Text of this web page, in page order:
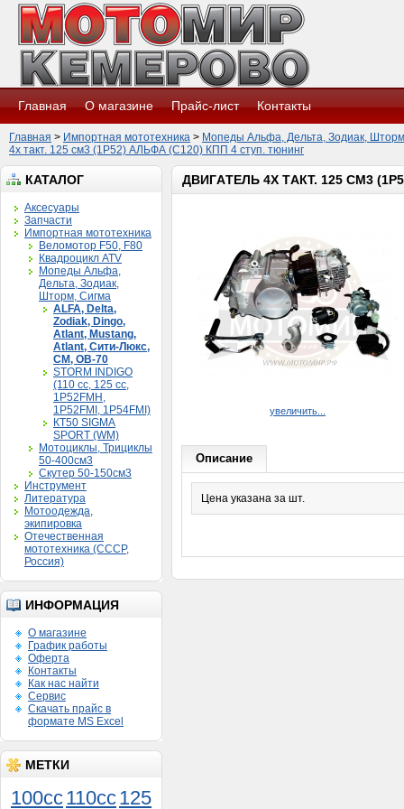
Главная О магазине Прайс-лист Контакты
Главная > Импортная мототехника > Мопеды Альфа, Дельта, Зодиак,
4х тaкт. 125 см3 (1P52) АЛЬФА (С120) КПП 4 ступ. тюнинг
КАТАЛОГ
Аксесуары
Запчасти
Импортная мототехника
Веломотор F50, F80
Квадроцикл ATV
Мопеды Альфа,
Дельта, Зодиак,
Шторм, Сигма
ALFA, Delta,
Zodiak, Dingo,
Atlant, Mustang,
Atlant, Сити-Люкс,
CM, ОВ-70
STORM INDIGO
(110 сс, 125 cc,
1P52FMH,
1P52FMI, 1P54FMI)
КТ50 SIGMA
SPORT (WM)
Мотоциклы, Трициклы
50-400см3
Скутер 50-150см3
Инструмент
Литература
Мотоодежда,
экипировка
Отечественная
мототехника (СССР,
Россия)
ИНФОРМАЦИЯ
О магазине
График работы
Оферта
Контакты
Как нас найти
Сервис
Скачать прайс в
формате MS Excel
МЕТКИ
100cc110cc125
ДВИГAТЕЛЬ 4Х ТAКТ. 125 СМ3
увеличить...
Описание
Цена указана за шт.